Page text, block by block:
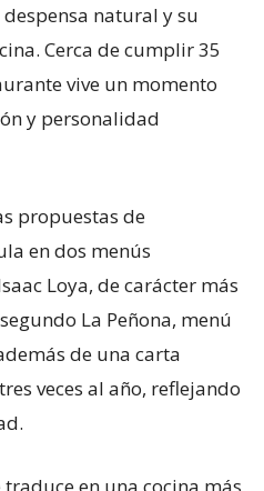
natural y su
Cerca de cumplir 35
vive un momento
y personalidad
propuestas de
en dos menús
Loya, de carácter más
La Peñona, menú
de una carta
veces al año, reflejando